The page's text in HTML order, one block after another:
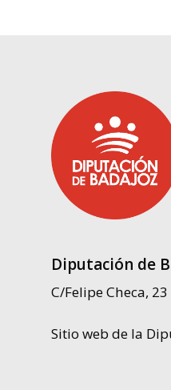
Diputación de
C/Felipe Checa,
Sitio web de la